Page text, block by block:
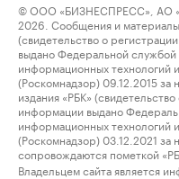
© ООО «БИЗНЕСПРЕСС», АО
2026. Сообщения и
(свидетельство о
выдано Федеральной службой
информационных технологий
(Роскомнадзор) 09.12.2015
издания «РБК»
информации выдано
информационных технологий
(Роскомнадзор) 03.12.2021
сопровождаются пометкой
Владельцем сайта является